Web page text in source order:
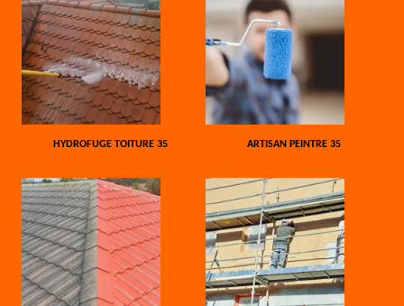
HYDROFUGE TOITURE 35 ARTISAN PEINTRE 35